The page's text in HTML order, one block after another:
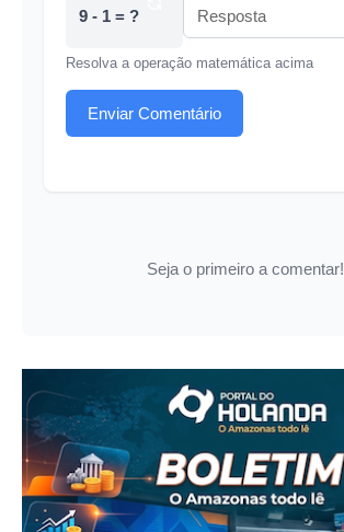
9 - 1 = ?
Resolva a operação matemática acima
Enviar Comentário
Seja o primeiro a comentar!